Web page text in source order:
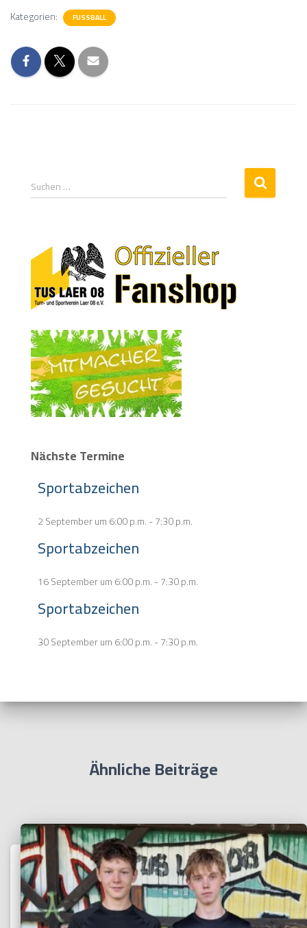
Kategorien: FUSSBALL
Suchen …
Nächste Termine
Sportabzeichen
2 September um 6:00 p.m.-7:30 p.m.
Sportabzeichen
16 September um 6:00 p.m.-7:30 p.m.
Sportabzeichen
30 September um 6:00 p.m.-7:30 p.m.
Ähnliche Beiträge